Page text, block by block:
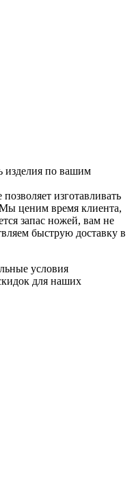
изделия по вашим
изготавливать
ценим время клиента,
запас ножей, вам не
быструю доставку в
условия
для наших